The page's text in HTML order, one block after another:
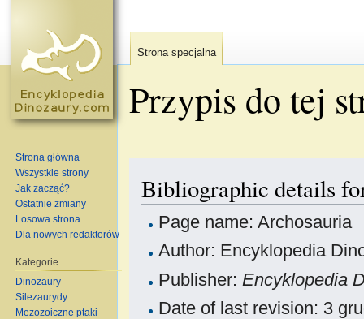
Przypis do tej
Bibliographic details
Page name: Archosauria
Author: Encyklopedia
Publisher: Encyklopedia
Date of last revision: 3
Strona specjalna
Strona główna
Wszystkie strony
Jak zacząć?
Ostatnie zmiany
Losowa strona
Dla nowych redaktorów
Kategorie
Dinozaury
Silezaurydy
Mezozoiczne ptaki